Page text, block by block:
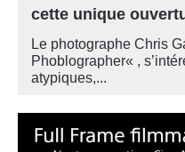
cette unique
Le photographe Chris
Phoblographer« ,
atypiques,...